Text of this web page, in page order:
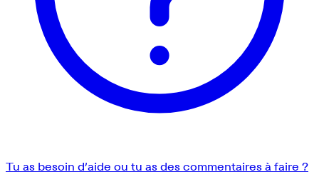
Tu as besoin d’aide ou tu as des commentaires à faire ?